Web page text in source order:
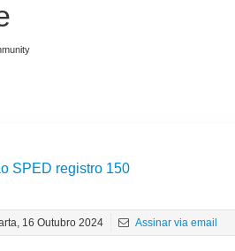
SPED registro 150
16 Outubro 2024 Assinar via email